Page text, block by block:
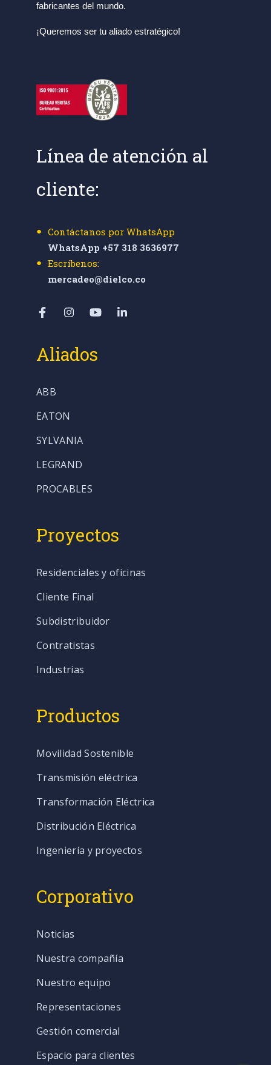
fabricantes del mundo.
¡Queremos ser tu aliado estratégico!
Línea de atención al
cliente:
Contáctanos por WhatsApp
WhatsApp +57 318 3636977
Escríbenos:
mercadeo@dielco.co
Aliados
ABB
EATON
SYLVANIA
LEGRAND
PROCABLES
Proyectos
Residenciales y oficinas
Cliente Final
Subdistribuidor
Contratistas
Industrias
Productos
Movilidad Sostenible
Transmisión eléctrica
Transformación Eléctrica
Distribución Eléctrica
Ingeniería y proyectos
Corporativo
Noticias
Nuestra compañía
Nuestro equipo
Representaciones
Gestión comercial
Espacio para clientes